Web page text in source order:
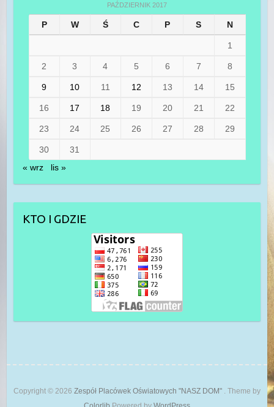
PAŹDZIERNIK 2017
P W Ś C P S N
1
2 3 4 5 6 7 8
9 10 11 12 13 14 15
16 17 18 19 20 21 22
23 24 25 26 27 28 29
30
31
« wrz
lis »
KTO I GDZIE
Copyright © 2026 Zespół Placówek Oświatowych "NASZ DOM" . Theme by